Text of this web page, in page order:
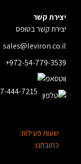
יצירת קשר
יצירת קשר בטופס
sales@leviron.co.il
+972-54-779-3539
444-7215
שעות פעילות:
כתובתנו: